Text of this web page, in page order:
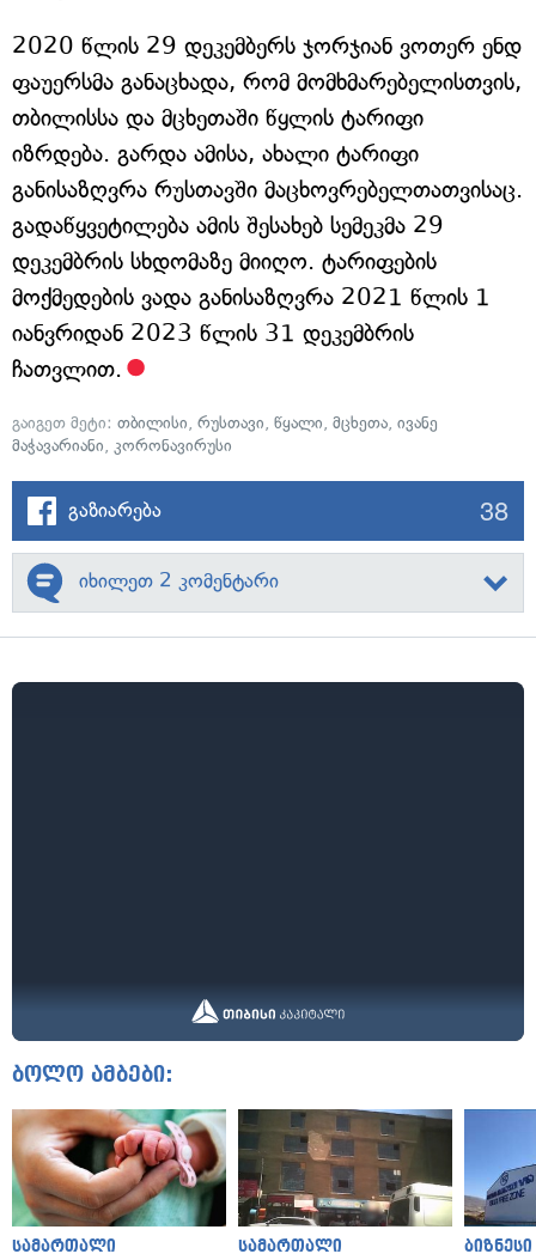
2020 წლის 29 დეკემბერს ჯორჯიან ვოთერ ენდ
ფაუერსმა განაცხადა, რომ მომხმარებელისთვის,
თბილისსა და მცხეთაში წყლის ტარიფი
იზრდება. გარდა ამისა, ახალი ტარიფი
განისაზღვრა რუსთავში მაცხოვრებელთათვისაც.
გადაწყვეტილება ამის შესახებ სემეკმა 29
დეკემბრის სხდომაზე მიიღო. ტარიფების
მოქმედების ვადა განისაზღვრა 2021 წლის 1
იანვრიდან 2023 წლის 31 დეკემბრის
ჩათვლით.
გაიგეთ მეტი: თბილისი, რუსთავი, წყალი, მცხეთა, ივანე
მაჭავარიანი, კორონავირუსი
გაზიარება 38
იხილეთ 2 კომენტარი
ბოლო ამბები:
სამართალი სამართალი ბიზნესი